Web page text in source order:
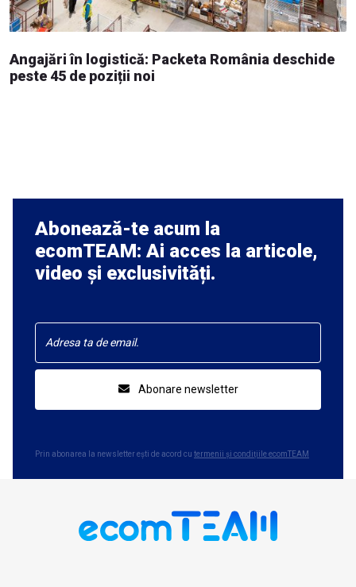
Angajări în logistică: Packeta România deschide
peste 45 de poziții noi
Abonează-te acum la
ecomTEAM: Ai acces la articole,
video și exclusivități.
Abonare newsletter
Prin abonarea la newsletter ești de acord cu termenii și condițiile ecomTEAM